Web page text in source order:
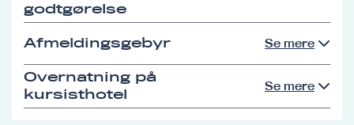
godtgørelse
Afmeldingsgebyr Se mere
Overnatning på
kursisthotel
Se mere